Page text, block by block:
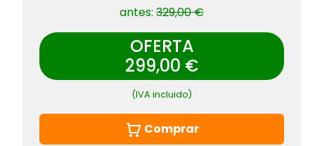
antes: 329,00 €
OFERTA
299,00 €
(IVA incluido)
Comprar